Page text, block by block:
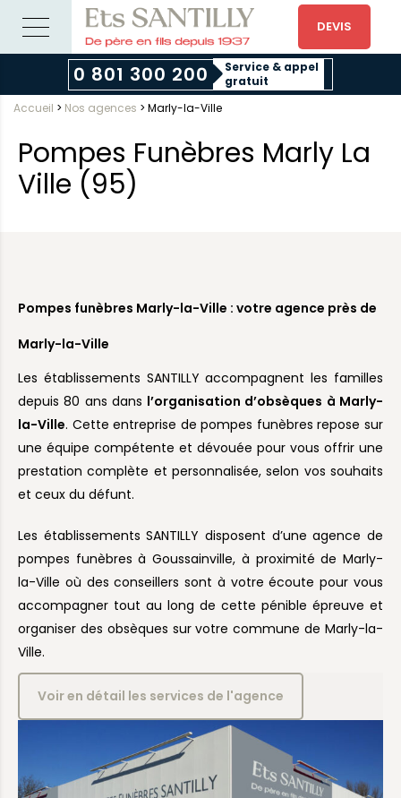
DEVIS
0 801 300 200
Service & appel
gratuit
Accueil > Nos agences > Marly-la-Ville
Pompes Funèbres Marly La
Ville (95)
Pompes funèbres Marly-la-Ville : votre agence près de
Marly-la-Ville
Les établissements SANTILLY accompagnent les familles
depuis 80 ans dans l’organisation d’obsèques à Marly-
la-Ville. Cette entreprise de pompes funèbres repose sur
une équipe compétente et dévouée pour vous offrir une
prestation complète et personnalisée, selon vos souhaits
et ceux du défunt.
Les établissements SANTILLY disposent d’une agence de
pompes funèbres à Goussainville, à proximité de Marly-
la-Ville où des conseillers sont à votre écoute pour vous
accompagner tout au long de cette pénible épreuve et
organiser des obsèques sur votre commune de Marly-la-
Ville.
Voir en détail les services de l'agence